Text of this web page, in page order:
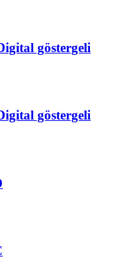
göstergeli
göstergeli